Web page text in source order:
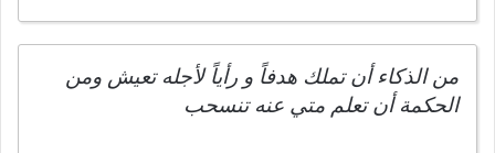
من الذكاء أن تملك هدفاً و رأياً لأجله تعيش ومن
الحكمة أن تعلم متي عنه تنسحب